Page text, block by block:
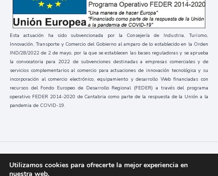
Esta actuación ha sido subvencionada por la Consejería de Industria, Turismo,
Innovación, Transporte y Comercio del Gobierno al amparo de lo establecido en la Orden
IND/28/2022 de 2 de mayo, por la que se establecen las bases reguladoras y se aprueba
la convocatoria para 2022 de subvenciones destinadas a empresas comerciales y de
servicios complementarios al comercio para actuaciones de innovación tecnológica y su
incorporación al comercio electrónico, equipamiento y desarrollo Web financiadas con
recursos del Fondo Europeo de Desarrollo Regional (FEDER) a través del programa
operativo FEDER 2014-2020 de Cantabria como parte de la respuesta de la Unión a la
pandemia de COVID-19.
Códice 2023 / Todos los derechos reservados
Utilizamos cookies para ofrecerte la mejor experiencia en
nuestra web.